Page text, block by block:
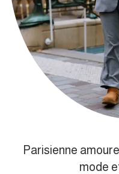
Parisienne
mode